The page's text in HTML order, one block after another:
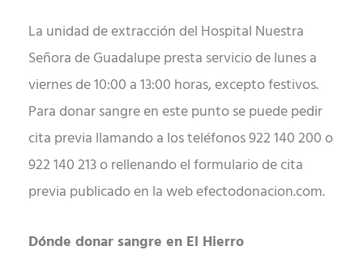
La unidad de extracción del Hospital Nuestra
Señora de Guadalupe presta servicio de lunes a
viernes de 10:00 a 13:00 horas, excepto festivos.
Para donar sangre en este punto se puede pedir
cita previa llamando a los teléfonos 922 140 200 o
922 140 213 o rellenando el formulario de cita
previa publicado en la web efectodonacion.com.
Dónde donar sangre en El Hierro